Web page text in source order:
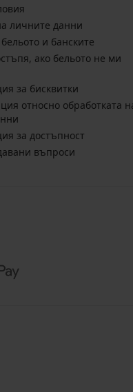
личните данни
и банските
ако бельото не ми
за бисквитки
относно обработката
за достъпност
въпроси